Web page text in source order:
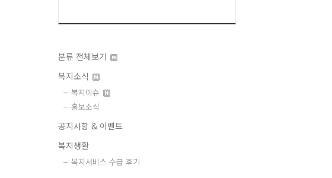
분류 전체보기
복지소식
복지이슈
홍보소식
공지사항 & 이벤트
복지생활
복지서비스 수급 후기